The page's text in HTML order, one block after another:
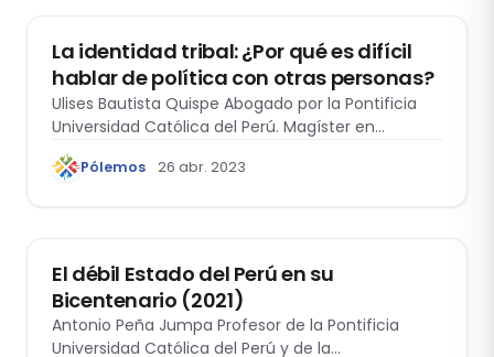
La identidad tribal: ¿Por qué es difícil
hablar de política con otras personas?
Ulises Bautista Quispe Abogado por la Pontificia
Universidad Católica del Perú. Magíster en
Derecho…
Pólemos 26 abr. 2023
El débil Estado del Perú en su
Bicentenario (2021)
Antonio Peña Jumpa Profesor de la Pontificia
Universidad Católica del Perú y de la…